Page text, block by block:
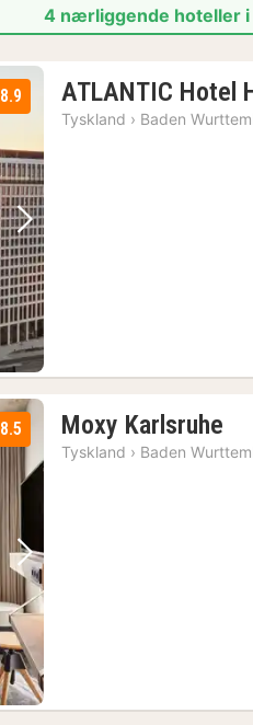
4 nærliggende hoteller i
Neste bilde
8.9 ATLANTIC Hotel
Tyskland › Baden
Neste bilde
8.5 Moxy Karlsruhe
Tyskland › Baden